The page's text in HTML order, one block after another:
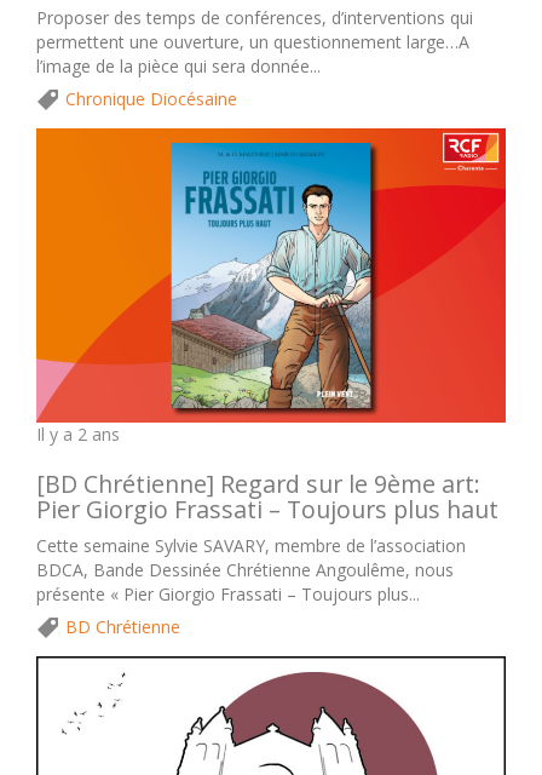
Proposer des temps de conférences, d’interventions qui
permettent une ouverture, un questionnement large…A
l’image de la pièce qui sera donnée...
Chronique Diocésaine
Il y a 2 ans
[BD Chrétienne] Regard sur le 9ème art:
Pier Giorgio Frassati – Toujours plus haut
Cette semaine Sylvie SAVARY, membre de l’association
BDCA, Bande Dessinée Chrétienne Angoulême, nous
présente « Pier Giorgio Frassati – Toujours plus...
BD Chrétienne